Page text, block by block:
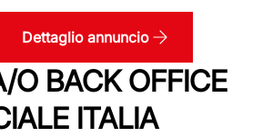
Dettaglio annuncio
O BACK OFFICE
ITALIA